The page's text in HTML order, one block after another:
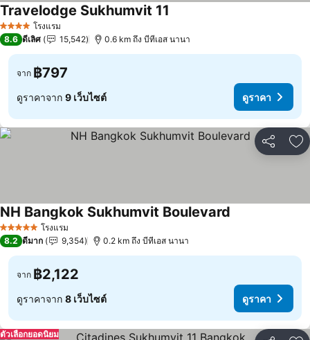
4 ดาว โรงแรม
Travelodge Sukhumvit 11
8.6 ดีเลิศ 15,542 0.6 km ถึง บีทีเอส นานา
จาก ฿797
ดูราคาจาก 9 เว็บไซต์ ดูราคา
แชร์ เ
5 ดาว โรงแรม
NH Bangkok Sukhumvit Boulevard
8.2 ดีมาก 9,354 0.2 km ถึง บีทีเอส นานา
จาก ฿2,122
ดูราคาจาก 8 เว็บไซต์ ดูราคา
ตัวเลือกยอดนิยม